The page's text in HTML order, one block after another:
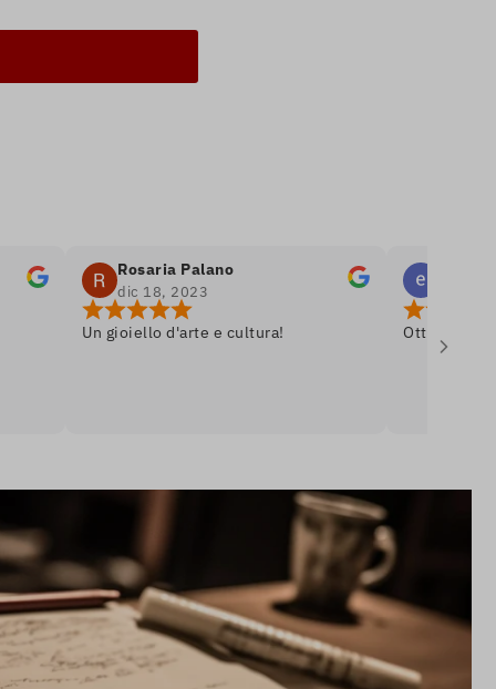
Rosaria Palano
dic 18, 2023
Un gioiello d'arte e cultura!
emanuele
dic 8, 2023